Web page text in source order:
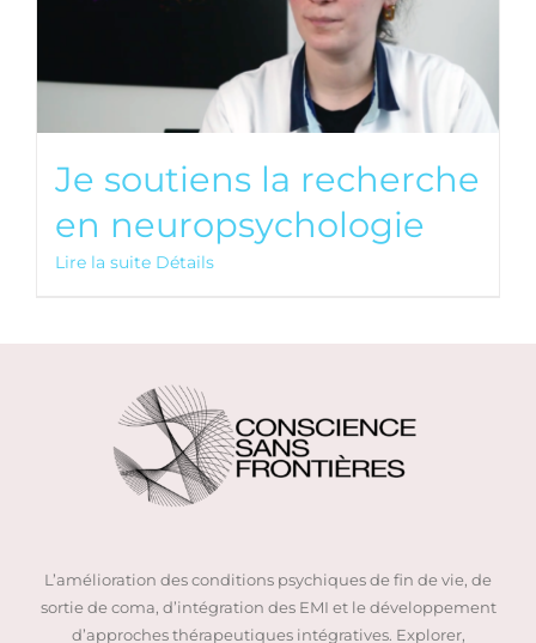
Je soutiens la recherche
en neuropsychologie
Lire la suite Détails
L’amélioration des conditions psychiques de fin de vie, de
sortie de coma, d’intégration des EMI et le développement
d’approches thérapeutiques intégratives. Explorer,